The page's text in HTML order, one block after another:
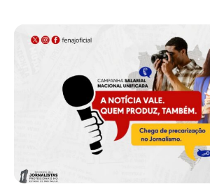
Assinada nova CCT de jornais e revistas